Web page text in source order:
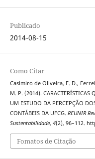
Publicado
2014-08-15
Como Citar
Casimiro de Oliveira, F. D.,
M. P. (2014).
UM ESTUDO DA PERCEPÇÃO
CONTÁBEIS DA UFCG. REUNIR
Sustentabilidade, 4(2), 96–112.
Fomatos de Citação